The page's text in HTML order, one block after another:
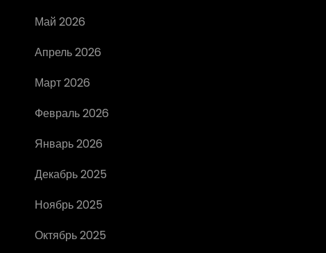
Май 2026
Апрель 2026
Март 2026
Февраль 2026
Январь 2026
Декабрь 2025
Ноябрь 2025
Октябрь 2025